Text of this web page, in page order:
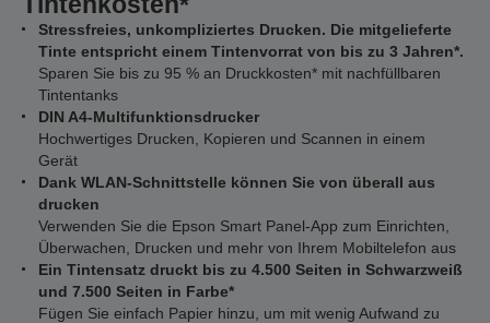
Stressfreies, unkompliziertes Drucken. Die mitgelieferte
Tinte entspricht einem Tintenvorrat von bis zu 3 Jahren*.
Sparen Sie bis zu 95 % an Druckkosten* mit nachfüllbaren
Tintentanks
DIN A4-Multifunktionsdrucker
Hochwertiges Drucken, Kopieren und Scannen in einem
Gerät
Dank WLAN-Schnittstelle können Sie von überall aus
drucken
Verwenden Sie die Epson Smart Panel-App zum Einrichten,
Überwachen, Drucken und mehr von Ihrem Mobiltelefon aus
Ein Tintensatz druckt bis zu 4.500 Seiten in Schwarzweiß
und 7.500 Seiten in Farbe*
Fügen Sie einfach Papier hinzu, um mit wenig Aufwand zu